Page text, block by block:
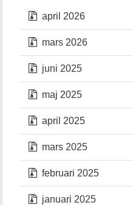
april 2026
mars 2026
juni 2025
maj 2025
april 2025
mars 2025
februari 2025
januari 2025